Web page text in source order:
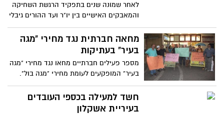
לאחר שמונה שנים בתפקיד הרגשת השחיקה
והמאבקים האישיים בין יו"ר ועד ההורים גיבלי
לראש העיר בני וקנין
מחאה חברתית נגד מחירי "מגה
בעיר" בעתיקות
מספר פעילים חברתיים מחאו נגד מחירי "מגה
בעיר" המופקעים לעומת מחירי "מגה בול".
כזכור לפני כחודש ערך
חשד למעילה בכספי העובדים
בעיריית אשקלון